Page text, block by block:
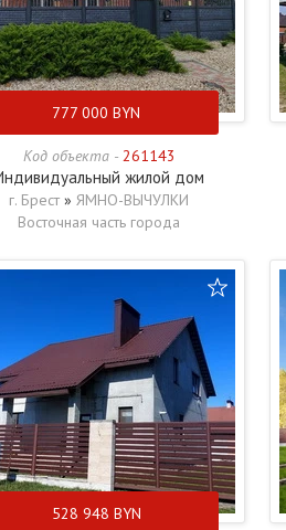
777 000 BYN
Код объекта - 261143
жилой дом
г. Брест » ЯМНО-ВЫЧУЛКИ
Восточная часть города
528 948 BYN